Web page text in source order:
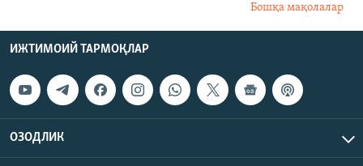
Бошқа мақолалар
ИЖТИМОИЙ ТАРМОҚЛАР
ОЗОДЛИК